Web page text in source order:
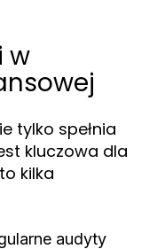
w
tylko spełnia
kluczowa dla
kilka
audyty